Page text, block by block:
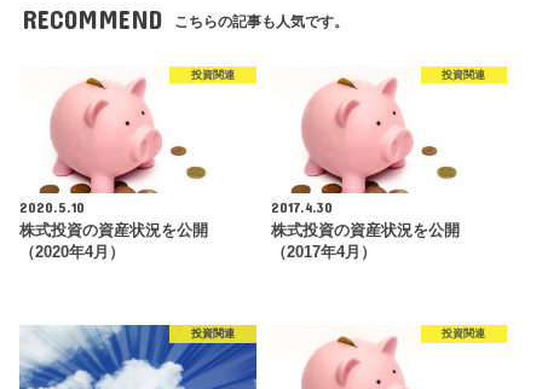
RECOMMEND こちらの記事も人気です。
投資関連
2020.5.10
株式投資の資産状況を公開
（2020年4月）
投資関連
2017.4.30
株式投資の資産状況を公開
（2017年4月）
投資関連 投資関連